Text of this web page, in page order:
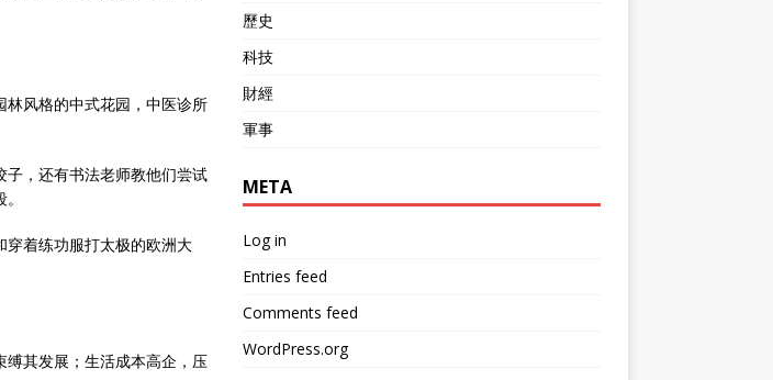
风格的中式花园，中医诊所
，还有书法老师教他们尝试
穿着练功服打太极的欧洲大
其发展；生活成本高企，压
歷史
科技
財經
軍事
META
Log in
Entries feed
Comments feed
WordPress.org